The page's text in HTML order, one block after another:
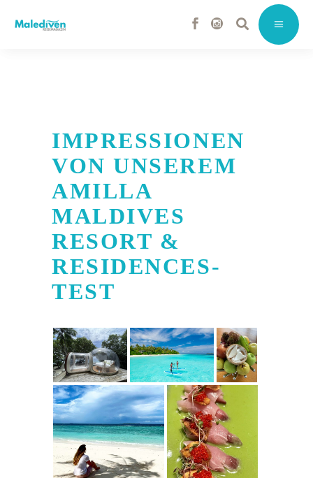
IMPRESSIONEN
VON UNSEREM
AMILLA
MALDIVES
RESORT &
RESIDENCES-
TEST